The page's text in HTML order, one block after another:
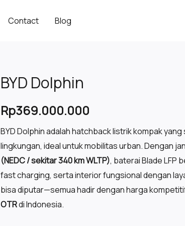
Contact Blog
BYD Dolphin
Rp369.000.000
BYD Dolphin adalah hatchback listrik kompak yang
lingkungan, ideal untuk mobilitas urban. Dengan
(NEDC / sekitar 340 km WLTP), baterai Blade LFP
fast charging, serta interior fungsional dengan
bisa diputar—semua hadir dengan harga
OTRdi Indonesia.